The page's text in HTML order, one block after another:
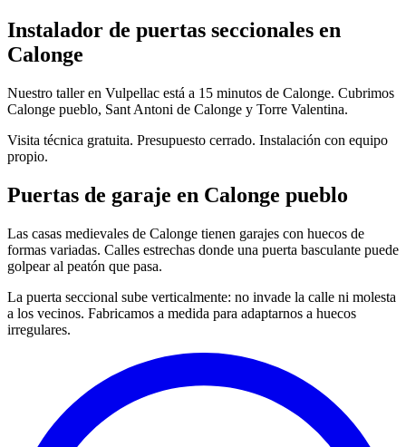
Instalador de puertas seccionales en
Calonge
Nuestro taller en Vulpellac está a 15 minutos de Calonge. Cubrimos
Calonge pueblo, Sant Antoni de Calonge y Torre Valentina.
Visita técnica gratuita. Presupuesto cerrado. Instalación con equipo
propio.
Puertas de garaje en Calonge pueblo
Las casas medievales de Calonge tienen garajes con huecos de
formas variadas. Calles estrechas donde una puerta basculante puede
golpear al peatón que pasa.
La puerta seccional sube verticalmente: no invade la calle ni molesta
a los vecinos. Fabricamos a medida para adaptarnos a huecos
irregulares.